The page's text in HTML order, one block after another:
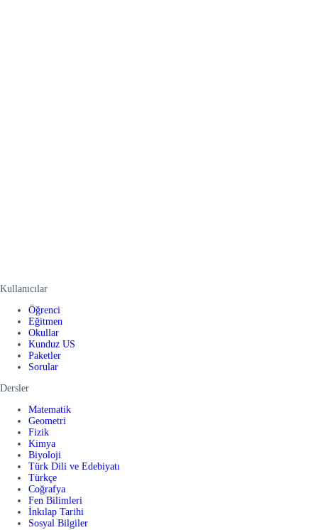
Kullanıcılar
Öğrenci
Eğitmen
Okullar
Kunduz US
Paketler
Sorular
Dersler
Matematik
Geometri
Fizik
Kimya
Biyoloji
Türk Dili ve Edebiyatı
Türkçe
Coğrafya
Fen Bilimleri
İnkılap Tarihi
Sosyal Bilgiler